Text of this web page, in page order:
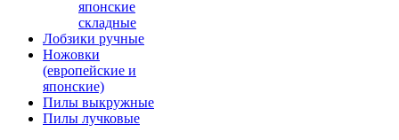
японские
складные
Лобзики ручные
Ножовки
(европейские и
японские)
Пилы выкружные
Пилы лучковые